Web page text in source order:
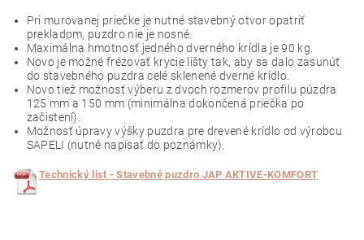
Pri murovanej priečke je nutné stavebný otvor opatriť
prekladom, puzdro nie je nosné.
Maximálna hmotnosť jedného dverného krídla je 90 kg.
Novo je možné frézovať krycie lišty tak, aby sa dalo zasunúť
do stavebného puzdra celé sklenené dverné krídlo.
Novo tiež možnosť výberu z dvoch rozmerov profilu púzdra
125 mm a 150 mm (minimálna dokončená priečka po
začistení).
Možnosť úpravy výšky puzdra pre drevené krídlo od výrobcu
SAPELI (nutné napísať do poznámky).
Technický list - Stavebné puzdro JAP AKTIVE-KOMFORT